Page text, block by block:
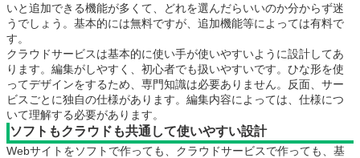
いと追加できる機能が多くて、どれを選んだらいいのか分からず迷
うでしょう。基本的には無料ですが、追加機能等によっては有料で
す。
クラウドサービスは基本的に使い手が使いやすいように設計してあ
ります。編集がしやすく、初心者でも扱いやすいです。ひな形を使
ってデザインをするため、専門知識は必要ありません。反面、サー
ビスごとに独自の仕様があります。編集内容によっては、仕様につ
いて理解する必要があります。
ソフトもクラウドも共通して使いやすい設計
Webサイトをソフトで作っても、クラウドサービスで作っても、基